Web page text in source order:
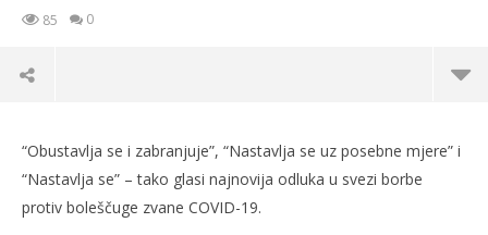
85 0
“Obustavlja se i zabranjuje”, “Nastavlja se uz posebne mjere” i
“Nastavlja se” – tako glasi najnovija odluka u svezi borbe
protiv boleščuge zvane COVID-19.